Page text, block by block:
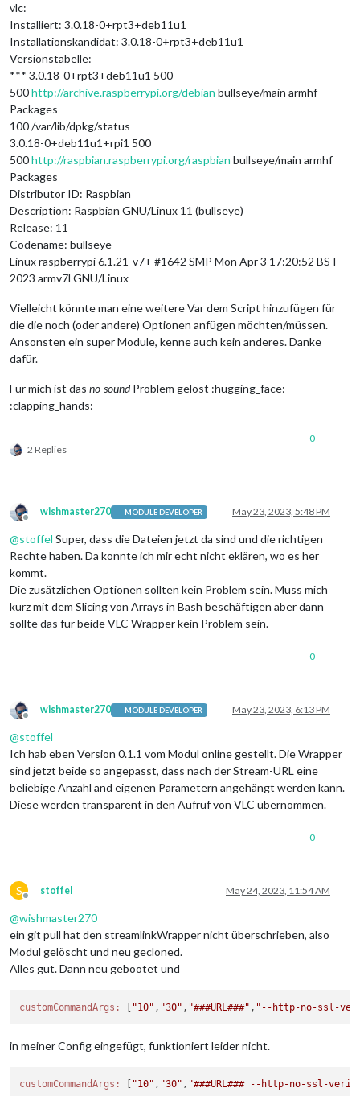
vlc:
Installiert: 3.0.18-0+rpt3+deb11u1
Installationskandidat: 3.0.18-0+rpt3+deb11u1
Versionstabelle:
*** 3.0.18-0+rpt3+deb11u1 500
500http://archive.raspberrypi.org/debian bullseye/main armhf
Packages
100 /var/lib/dpkg/status
3.0.18-0+deb11u1+rpi1 500
500http://raspbian.raspberrypi.org/raspbian bullseye/main armhf
Packages
Distributor ID: Raspbian
Description: Raspbian GNU/Linux 11 (bullseye)
Release: 11
Codename: bullseye
Linux raspberrypi 6.1.21-v7+ #1642 SMP Mon Apr 3 17:20:52 BST
2023 armv7l GNU/Linux
Vielleicht könnte man eine weitere Var dem Script hinzufügen für
die die noch (oder andere) Optionen anfügen möchten/müssen.
Ansonsten ein super Module, kenne auch kein anderes. Danke
dafür.
Für mich ist das no-soundProblem gelöst :hugging_face:
:clapping_hands:
2 Replies
0
Offline
wishmaster270 MODULE DEVELOPER May 23, 2023, 5:48 PM
@stoffel Super, dass die Dateien jetzt da sind und die richtigen
Rechte haben. Da konnte ich mir echt nicht eklären, wo es her
kommt.
Die zusätzlichen Optionen sollten kein Problem sein. Muss mich
kurz mit dem Slicing von Arrays in Bash beschäftigen aber dann
sollte das für beide VLC Wrapper kein Problem sein.
0
Offline
wishmaster270 MODULE DEVELOPER May 23, 2023, 6:13 PM
@stoffel
Ich hab eben Version 0.1.1 vom Modul online gestellt. Die Wrapper
sind jetzt beide so angepasst, dass nach der Stream-URL eine
beliebige Anzahl and eigenen Parametern angehängt werden kann.
Diese werden transparent in den Aufruf von VLC übernommen.
0
S
Offline
stoffel May 24, 2023, 11:54 AM
@wishmaster270
ein git pull hat den streamlinkWrapper nicht überschrieben, also
Modul gelöscht und neu gecloned.
Alles gut. Dann neu gebootet und
customCommandArgs: [ "10" , "30" , "###URL###" , "--http-no-ssl-
in meiner Config eingefügt, funktioniert leider nicht.
customCommandArgs: "10" , "30" , "###URL### --http-no-ssl-